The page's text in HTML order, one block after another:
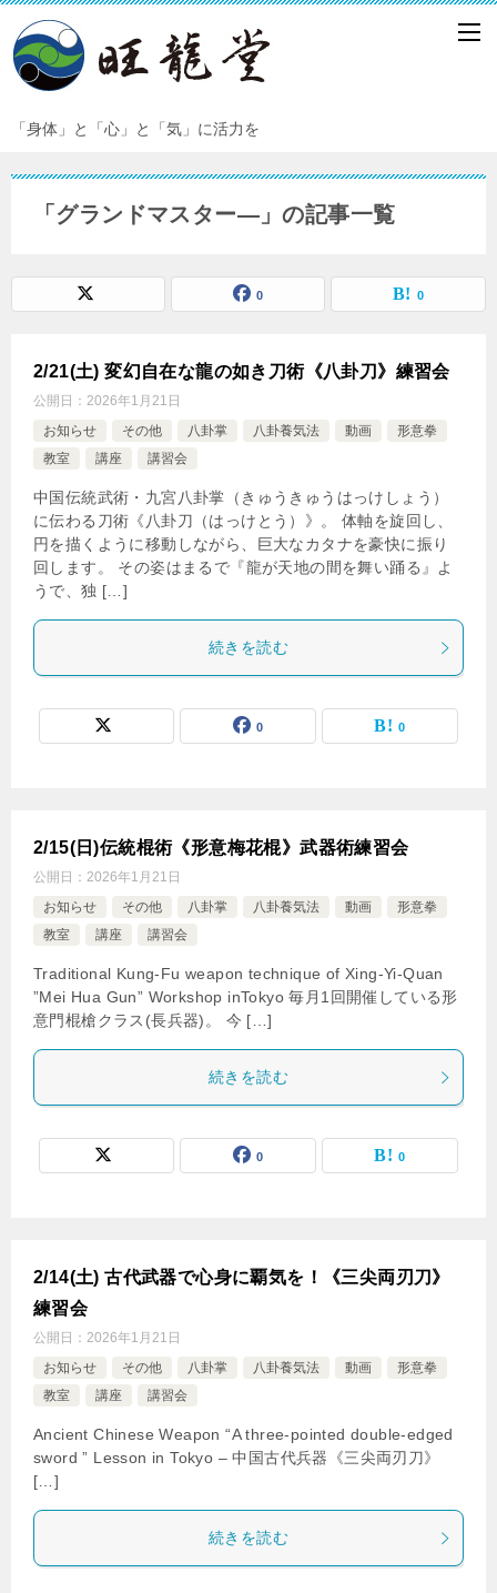
「身体」と「心」と「気」に活力を
「グランドマスター―」の記事一覧
0 0
2/21(土) 変幻自在な龍の如き刀術《八卦刀》練習会
公開日： 2026年1月21日
お知らせ
その他 八卦掌 八卦養気法 動画
形意拳
教室
講座 講習会
中国伝統武術・九宮八卦掌（きゅうきゅうはっけしょう）
に伝わる刀術《八卦刀（はっけとう）》。 体軸を旋回し、
円を描くように移動しながら、巨大なカタナを豪快に振り
回します。 その姿はまるで『龍が天地の間を舞い踊る』よ
うで、独 […]
続きを読む
0 0
2/15(日)伝統棍術《形意梅花棍》武器術練習会
公開日： 2026年1月21日
お知らせ
その他 八卦掌 八卦養気法 動画
形意拳
教室
講座 講習会
Traditional Kung-Fu weapon technique of Xing-Yi-Quan
”Mei Hua Gun” Workshop inTokyo 毎月1回開催している形
意門棍槍クラス(長兵器)。 今 […]
続きを読む
0 0
2/14(土) 古代武器で心身に覇気を！《三尖両刃刀》
練習会
公開日： 2026年1月21日
お知らせ
その他 八卦掌 八卦養気法 動画
形意拳
教室
講座 講習会
Ancient Chinese Weapon “A three-pointed double-edged
sword ” Lesson in Tokyo – 中国古代兵器《三尖両刃刀》
[…]
続きを読む